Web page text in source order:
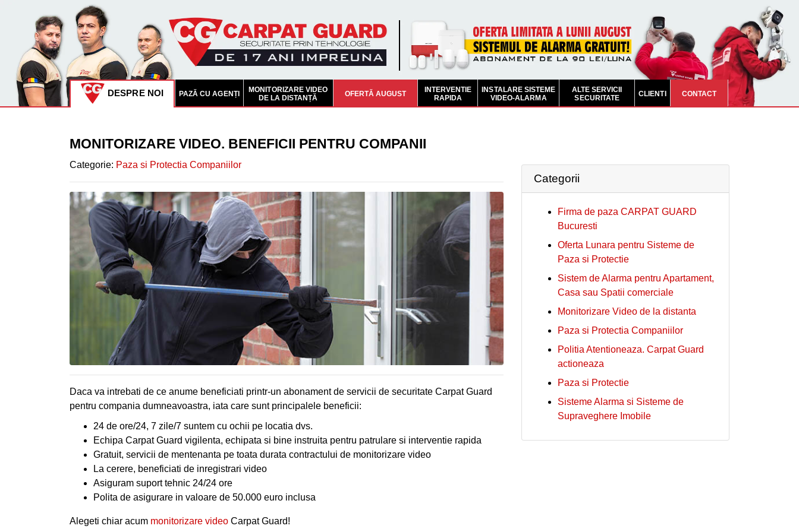
DESPRE NOI PAZĂ CU AGENȚI
MONITORIZARE VIDEO
DE LA DISTANȚĂ
OFERTĂ AUGUST
INTERVENTIE
RAPIDA
INSTALARE SISTEME
VIDEO-ALARMA
ALTE SERVICII
SECURITATE
CLIENTI CONTACT
OFERTĂ
august
MONITORIZARE
INTERVENTIE
MONITORIZARE VIDEO. BENEFICII PENTRU COMPANII
Categorie: Paza si Protectia Companiilor
Daca va intrebati de ce anume beneficiati printr-un abonament de servicii de securitate Carpat Guard
pentru compania dumneavoastra, iata care sunt principalele beneficii:
24 de ore/24, 7 zile/7 suntem cu ochii pe locatia dvs.
Echipa Carpat Guard vigilenta, echipata si bine instruita pentru patrulare si interventie rapida
Gratuit, servicii de mentenanta pe toata durata contractului de monitorizare video
La cerere, beneficiati de inregistrari video
Asiguram suport tehnic 24/24 ore
Polita de asigurare in valoare de 50.000 euro inclusa
Alegeti chiar acum monitorizare video Carpat Guard!
Categorii
Firma de paza CARPAT GUARD
Bucuresti
Oferta Lunara pentru Sisteme de
Paza si Protectie
Sistem de Alarma pentru Apartament,
Casa sau Spatii comerciale
Monitorizare Video de la distanta
Paza si Protectia Companiilor
Politia Atentioneaza. Carpat Guard
actioneaza
Paza si Protectie
Sisteme Alarma si Sisteme de
Supraveghere Imobile